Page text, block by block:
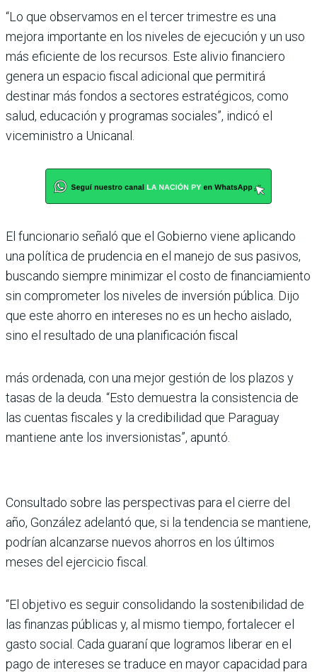
“Lo que observamos en el tercer trimestre es una
mejora importante en los niveles de ejecución y un uso
más eficiente de los recursos. Este alivio financiero
genera un espacio fiscal adicional que permitirá
destinar más fondos a sectores estratégicos, como
salud, educación y programas sociales”, indicó el
viceministro a Unicanal.
El funcionario señaló que el Gobierno viene aplicando
una política de prudencia en el manejo de sus pasivos,
buscando siempre minimizar el costo de financiamiento
sin comprometer los niveles de inversión pública. Dijo
que este ahorro en intereses no es un hecho aislado,
sino el resultado de una planificación fiscal
más ordenada, con una mejor gestión de los plazos y
tasas de la deuda. “Esto demuestra la consistencia de
las cuentas fiscales y la credibilidad que Paraguay
mantiene ante los inversionistas”, apuntó.
Consultado sobre las perspectivas para el cierre del
año, González adelantó que, si la tendencia se mantiene,
podrían alcanzarse nuevos ahorros en los últimos
meses del ejercicio fiscal.
“El objetivo es seguir consolidando la sostenibilidad de
las finanzas públicas y, al mismo tiempo, fortalecer el
gasto social. Cada guaraní que logramos liberar en el
pago de intereses se traduce en mayor capacidad para